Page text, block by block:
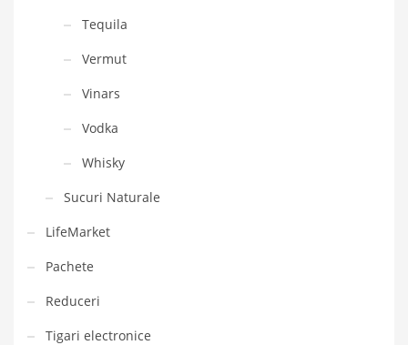
Tequila
Vermut
Vinars
Vodka
Whisky
Sucuri Naturale
LifeMarket
Pachete
Reduceri
Tigari electronice